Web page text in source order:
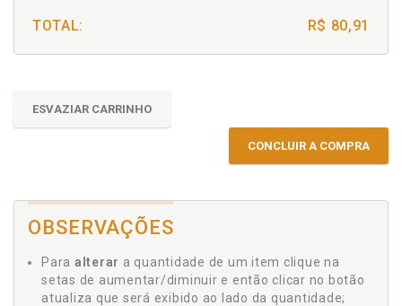
TOTAL: R$ 80,91
ESVAZIAR CARRINHO
CONCLUIR A COMPRA
OBSERVAÇÕES
Para alterar a quantidade de um item clique na
setas de aumentar/diminuir e então clicar no botão
atualiza que será exibido ao lado da quantidade;